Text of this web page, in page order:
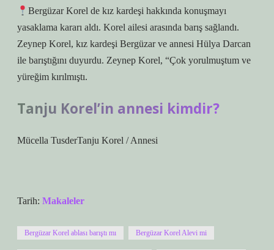
Bergüzar Korel de kız kardeşi hakkında konuşmayı
yasaklama kararı aldı. Korel ailesi arasında barış sağlandı.
Zeynep Korel, kız kardeşi Bergüzar ve annesi Hülya Darcan
ile barıştığını duyurdu. Zeynep Korel, “Çok yorulmuştum ve
yüreğim kırılmıştı.
Tanju Korel’in annesi kimdir?
Mücella TusderTanju Korel / Annesi
Tarih: Makaleler
Bergüzar Korel ablası barıştı mı Bergüzar Korel Alevi mi